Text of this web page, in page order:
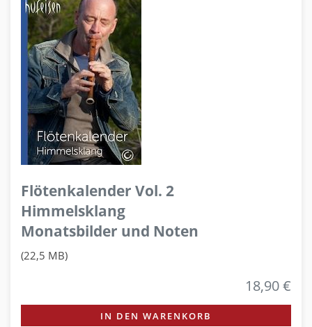
Flötenkalender Vol. 2
Himmelsklang
Monatsbilder und Noten
(22,5 MB)
18,90 €
IN DEN WARENKORB